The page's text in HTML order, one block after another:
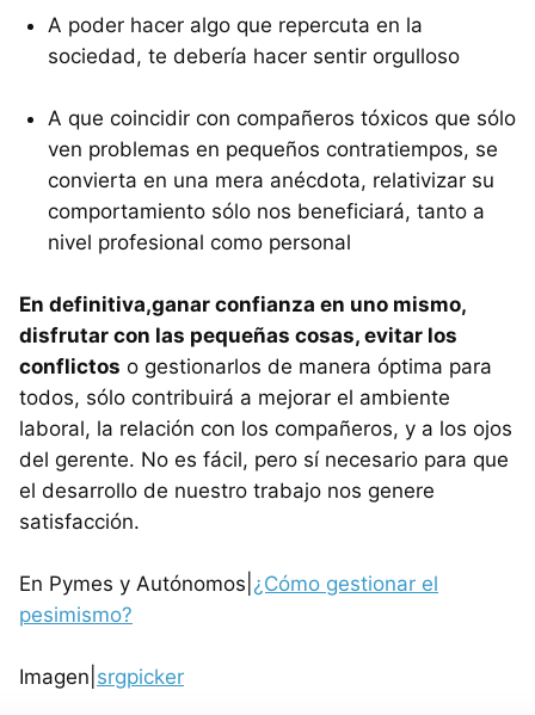
A poder hacer algo que repercuta en la
sociedad, te debería hacer sentir orgulloso
A que coincidir con compañeros tóxicos que sólo
ven problemas en pequeños contratiempos, se
convierta en una mera anécdota, relativizar su
comportamiento sólo nos beneficiará, tanto a
nivel profesional como personal
En definitiva,ganar confianza en uno mismo,
disfrutar con las pequeñas cosas, evitar los
conflictos o gestionarlos de manera óptima para
todos, sólo contribuirá a mejorar el ambiente
laboral, la relación con los compañeros, y a los ojos
del gerente. No es fácil, pero sí necesario para que
el desarrollo de nuestro trabajo nos genere
satisfacción.
En Pymes y Autónomos| ¿Cómo gestionar el
pesimismo?
Imagen| srgpicker